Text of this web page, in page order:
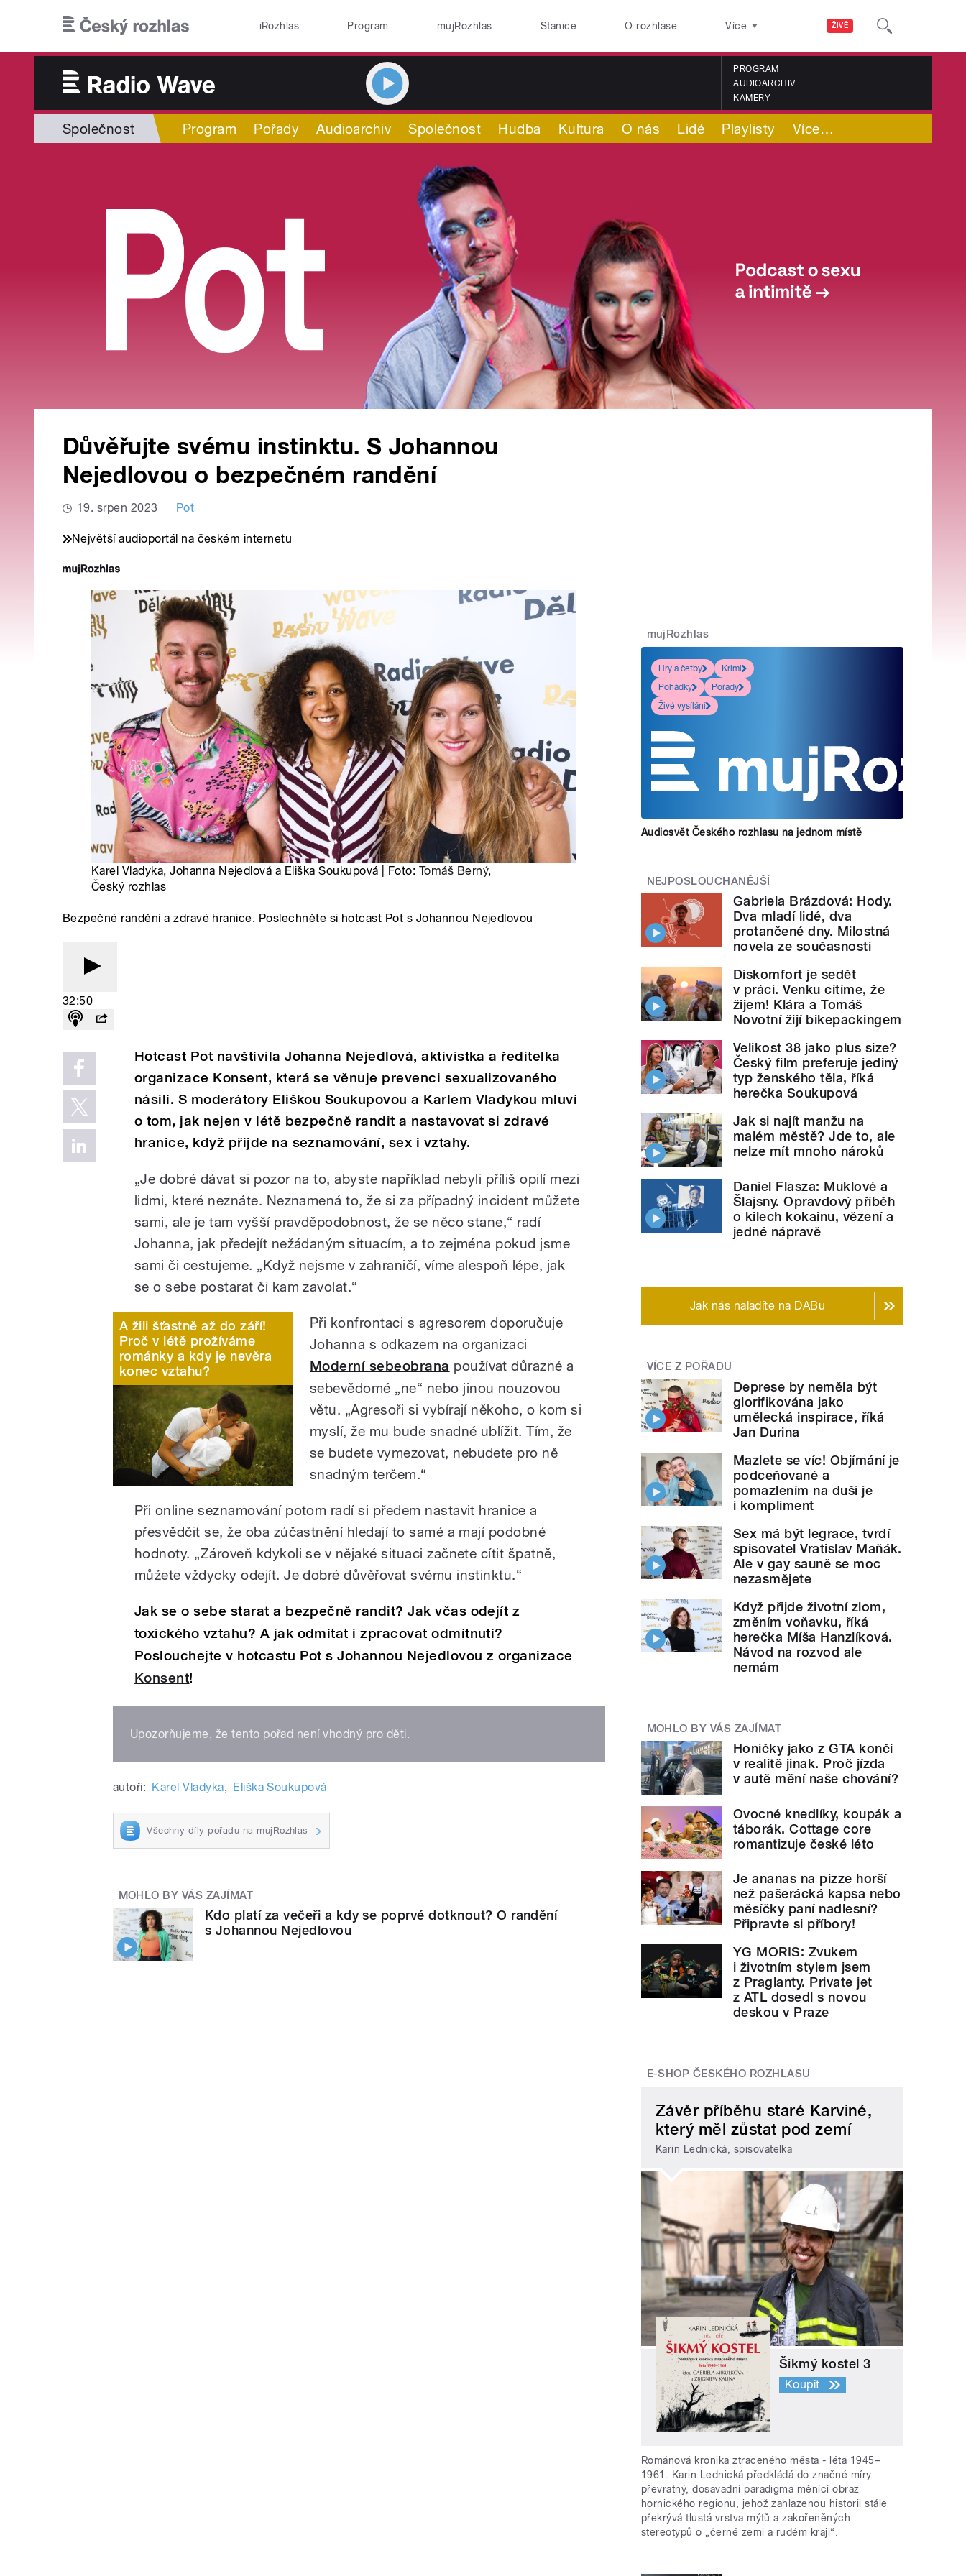
ŽIVĚ
iRozhlas Program mujRozhlas Stanice O rozhlase Více
PROGRAM
AUDIOARCHIV
KAMERY
Společnost Program Pořady Audioarchiv Společnost Hudba Kultura O nás Lidé Playlisty Více…
Důvěřujte svému instinktu. S Johannou
Nejedlovou o bezpečném randění
19. srpen 2023 Pot
Největší audioportál na českém internetu
Karel Vladyka, Johanna Nejedlová a Eliška Soukupová | Foto: Tomáš Berný,
Český rozhlas
Bezpečné randění a zdravé hranice. Poslechněte si hotcast Pot s Johannou Nejedlovou
32:50
Hotcast Pot navštívila Johanna Nejedlová, aktivistka a ředitelka
organizace Konsent, která se věnuje prevenci sexualizovaného
násilí. S moderátory Eliškou Soukupovou a Karlem Vladykou mluví
o tom, jak nejen v létě bezpečně randit a nastavovat si zdravé
hranice, když přijde na seznamování, sex i vztahy.
„Je dobré dávat si pozor na to, abyste například nebyli příliš opilí mezi
lidmi, které neznáte. Neznamená to, že si za případný incident můžete
sami, ale je tam vyšší pravděpodobnost, že se něco stane,“ radí
Johanna, jak předejít nežádaným situacím, a to zejména pokud jsme
sami či cestujeme. „Když nejsme v zahraničí, víme alespoň lépe, jak
se o sebe postarat či kam zavolat.“
A žili šťastně až do září!
Proč v létě prožíváme
románky a kdy je nevěra
konec vztahu?
Při konfrontaci s agresorem doporučuje
Johanna s odkazem na organizaci
Moderní sebeobrana používat důrazné a
sebevědomé „ne“ nebo jinou nouzovou
větu. „Agresoři si vybírají někoho, o kom si
myslí, že mu bude snadné ublížit. Tím, že
se budete vymezovat, nebudete pro ně
snadným terčem.“
Při online seznamování potom radí si předem nastavit hranice a
přesvědčit se, že oba zúčastnění hledají to samé a mají podobné
hodnoty. „Zároveň kdykoli se v nějaké situaci začnete cítit špatně,
můžete vždycky odejít. Je dobré důvěřovat svému instinktu.“
Jak se o sebe starat a bezpečně randit? Jak včas odejít z
toxického vztahu? A jak odmítat i zpracovat odmítnutí?
Poslouchejte v hotcastu Pot s Johannou Nejedlovou z organizace
Konsent!
Upozorňujeme, že tento pořad není vhodný pro děti.
autoři: Karel Vladyka, Eliška Soukupová
Všechny díly pořadu na mujRozhlas
MOHLO BY VÁS ZAJÍMAT
Kdo platí za večeři a kdy se poprvé dotknout? O randění
s Johannou Nejedlovou
mujRozhlas
Hry a četby
Krimi
Pohádky
Pořady
Živé vysílání
Audiosvět Českého rozhlasu na jednom místě
NEJPOSLOUCHANĚJŠÍ
Gabriela Brázdová: Hody.
Dva mladí lidé, dva
protančené dny. Milostná
novela ze současnosti
Diskomfort je sedět
v práci. Venku cítíme, že
žijem! Klára a Tomáš
Novotní žijí bikepackingem
Velikost 38 jako plus size?
Český film preferuje jediný
typ ženského těla, říká
herečka Soukupová
Jak si najít manžu na
malém městě? Jde to, ale
nelze mít mnoho nároků
Daniel Flasza: Muklové a
Šlajsny. Opravdový příběh
o kilech kokainu, vězení a
jedné nápravě
Jak nás naladíte na DABu
VÍCE Z POŘADU
Deprese by neměla být
glorifikována jako
umělecká inspirace, říká
Jan Durina
Mazlete se víc! Objímání je
podceňované a
pomazlením na duši je
i kompliment
Sex má být legrace, tvrdí
spisovatel Vratislav Maňák.
Ale v gay sauně se moc
nezasmějete
Když přijde životní zlom,
změním voňavku, říká
herečka Míša Hanzlíková.
Návod na rozvod ale
nemám
MOHLO BY VÁS ZAJÍMAT
Honičky jako z GTA končí
v realitě jinak. Proč jízda
v autě mění naše chování?
Ovocné knedlíky, koupák a
táborák. Cottage core
romantizuje české léto
Je ananas na pizze horší
než pašerácká kapsa nebo
měsíčky paní nadlesní?
Připravte si příbory!
YG MORIS: Zvukem
i životním stylem jsem
z Praglanty. Private jet
z ATL dosedl s novou
deskou v Praze
E-SHOP ČESKÉHO ROZHLASU
Závěr příběhu staré Karviné,
který měl zůstat pod zemí
Karin Lednická, spisovatelka
Šikmý kostel 3
Koupit
Románová kronika ztraceného města - léta 1945–
1961. Karin Lednická předkládá do značné míry
převratný, dosavadní paradigma měnící obraz
hornického regionu, jehož zahlazenou historii stále
překrývá tlustá vrstva mýtů a zakořeněných
stereotypů o „černé zemi a rudém kraji“.